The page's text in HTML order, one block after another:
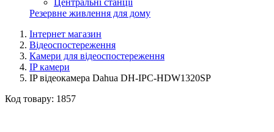
Резервне живлення для дому
Інтернет магазин
Відеоспостереження
Камери для відеоспостереження
IP камери
IP відеокамера Dahua DH-IPC-HDW1320SP
Код товару: 1857